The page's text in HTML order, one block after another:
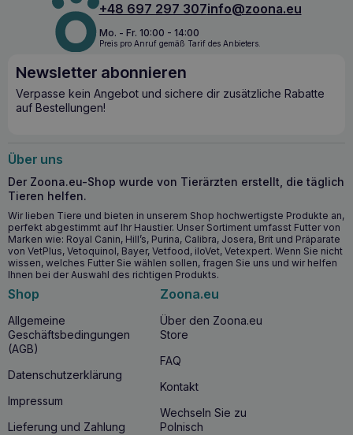
+48 697 297 307info@zoona.eu
Mo. - Fr. 10:00 - 14:00
Preis pro Anruf gemäß Tarif des Anbieters.
Newsletter abonnieren
Verpasse kein Angebot und sichere dir zusätzliche Rabatte
auf Bestellungen!
Über uns
Der Zoona.eu-Shop wurde von Tierärzten erstellt, die täglich
Tieren helfen.
Wir lieben Tiere und bieten in unserem Shop hochwertigste Produkte an,
perfekt abgestimmt auf Ihr Haustier. Unser Sortiment umfasst Futter von
Marken wie: Royal Canin, Hill’s, Purina, Calibra, Josera, Brit und Präparate
von VetPlus, Vetoquinol, Bayer, Vetfood, iloVet, Vetexpert. Wenn Sie nicht
wissen, welches Futter Sie wählen sollen, fragen Sie uns und wir helfen
Ihnen bei der Auswahl des richtigen Produkts.
Shop
Allgemeine
Geschäftsbedingungen
(AGB)
Datenschutzerklärung
Impressum
Lieferung und Zahlung
Zoona.eu
Über den Zoona.eu
Store
FAQ
Kontakt
Wechseln Sie zu
Polnisch